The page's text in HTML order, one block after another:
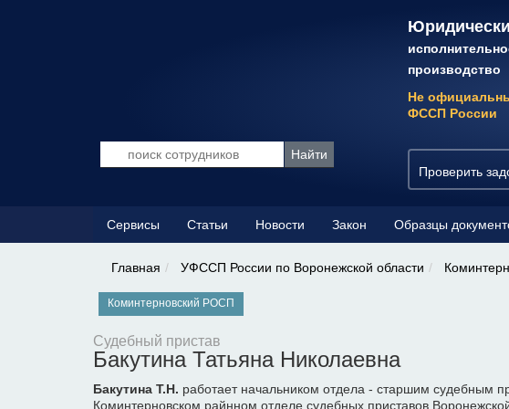
производство
Не
ФССП России
Проверить
Сервисы Статьи Новости Закон Образцы
Главная УФССП России по Воронежской области
Коминтерновский РОСП
Судебный пристав
Бакутина Татьяна Николаевна
Бакутина Т.Н. работает начальником отдела - старшим судебным
Коминтерновском райнном отделе судебных приставов